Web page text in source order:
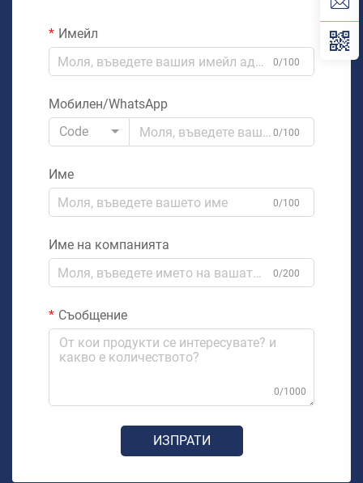
Имейл
0/100
Мобилен/WhatsApp
Code
0/100
Име
0/100
Име на компанията
0/200
Съобщение
0/1000
ИЗПРАТИ